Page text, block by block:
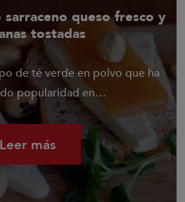
queso fresco y
tostadas
de té verde en polvo que ha
popularidad en…
Leer más